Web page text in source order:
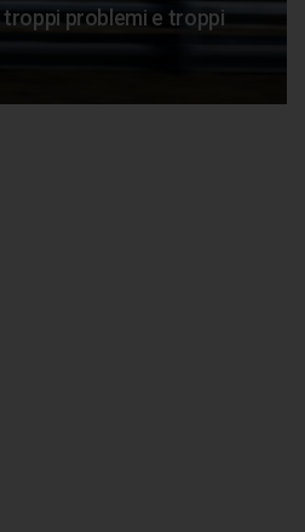
troppi problemi e troppi